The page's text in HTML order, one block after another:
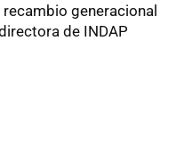
generacional
de INDAP